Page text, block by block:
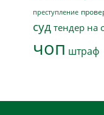
преступление
суд тендер на
чоп штраф